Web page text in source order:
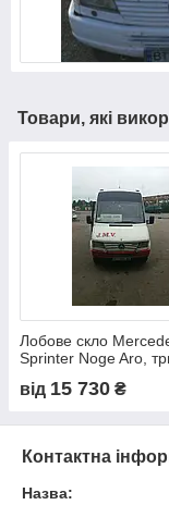
Товари, які
Лобове скло
Sprinter Noge Aro,
від 15 730 ₴
Контактна
Назва: